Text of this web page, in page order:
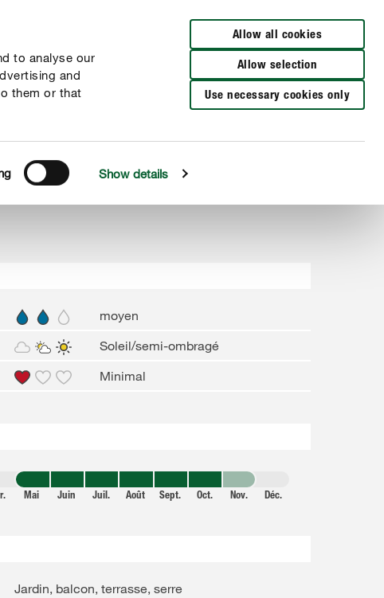
to analyse our
and
them or that
Show details
Allow all cookies
Allow selection
Use necessary cookies only
Distributeurs à proximité
moyen
Soleil/semi-ombragé
Minimal
Mai Juin Juil. Août Sept. Oct. Nov. Déc.
Jardin, balcon, terrasse, serre